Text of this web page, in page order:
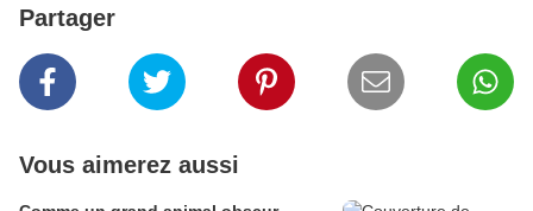
Partager
Vous aimerez aussi